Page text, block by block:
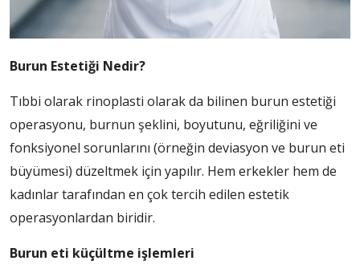
Burun Estetiği Nedir?
Tıbbi olarak rinoplasti olarak da bilinen burun estetiği
operasyonu, burnun şeklini, boyutunu, eğriliğini ve
fonksiyonel sorunlarını (örneğin deviasyon ve burun eti
büyümesi) düzeltmek için yapılır. Hem erkekler hem de
kadınlar tarafından en çok tercih edilen estetik
operasyonlardan biridir.
Burun eti küçültme işlemleri